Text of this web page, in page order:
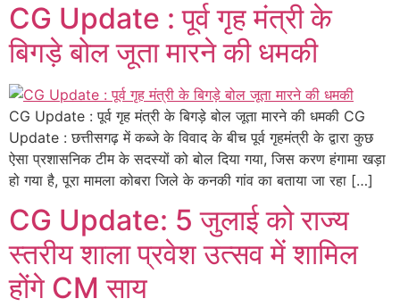
CG Update : पूर्व गृह मंत्री के
बिगड़े बोल जूता मारने की धमकी
CG Update : पूर्व गृह मंत्री के बिगड़े बोल जूता मारने की धमकी CG
Update : छत्तीसगढ़ में कब्जे के विवाद के बीच पूर्व गृहमंत्री के द्वारा कुछ
ऐसा प्रशासनिक टीम के सदस्यों को बोल दिया गया, जिस करण हंगामा खड़ा
हो गया है, पूरा मामला कोबरा जिले के कनकी गांव का बताया जा रहा […]
CG Update: 5 जुलाई को राज्य
स्तरीय शाला प्रवेश उत्सव में शामिल
होंगे CM साय